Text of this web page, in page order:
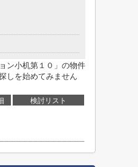
ン小机第１０」の物件
しを始めてみません
検討リスト